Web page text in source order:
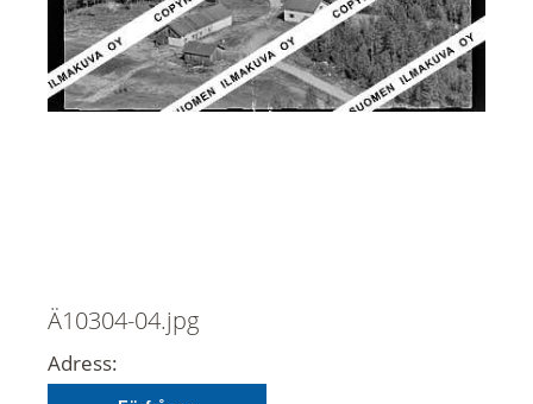
Ä10304-04.jpg
Adress: